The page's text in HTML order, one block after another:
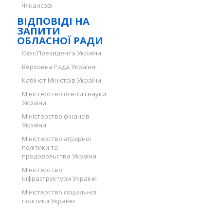
Фінансові
ВІДПОВІДІ НА
ЗАПИТИ
ОБЛАСНОЇ РАДИ
Офіс Президента України
Верховна Рада України:
Кабінет Міністрів України
Міністерство освіти і науки
України
Міністерство фінансів
України
Міністерство аграрної
політики та
продовольства України
Міністерство
інфраструктури України
Міністерство соціальної
політики України